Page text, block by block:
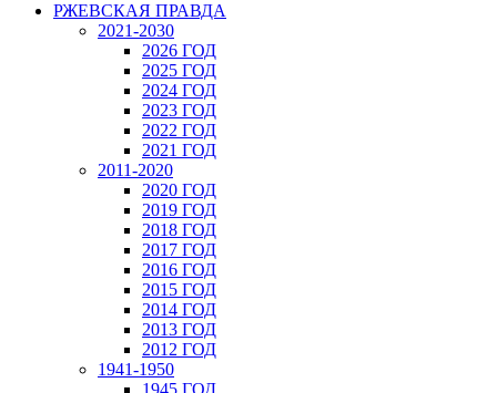
РЖЕВСКАЯ ПРАВДА
2021-2030
2026 ГОД
2025 ГОД
2024 ГОД
2023 ГОД
2022 ГОД
2021 ГОД
2011-2020
2020 ГОД
2019 ГОД
2018 ГОД
2017 ГОД
2016 ГОД
2015 ГОД
2014 ГОД
2013 ГОД
2012 ГОД
1941-1950
1945 ГОД